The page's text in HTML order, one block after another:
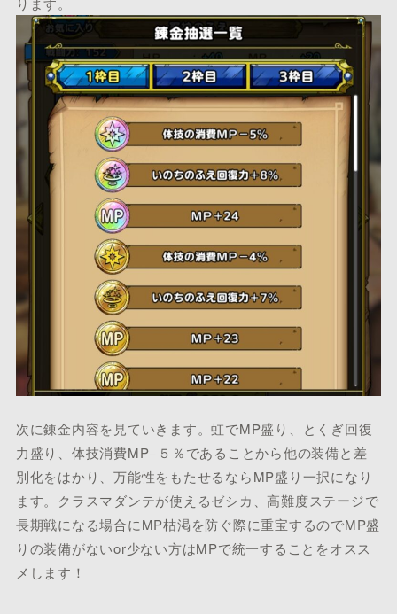
次に錬金内容を見ていきます。虹でMP盛り、とくぎ回復
力盛り、体技消費MP−５％であることから他の装備と差
別化をはかり、万能性をもたせるならMP盛り一択になり
ます。クラスマダンテが使えるゼシカ、高難度ステージで
長期戦になる場合にMP枯渇を防ぐ際に重宝するのでMP盛
りの装備がないor少ない方はMPで統一することをオスス
メします！